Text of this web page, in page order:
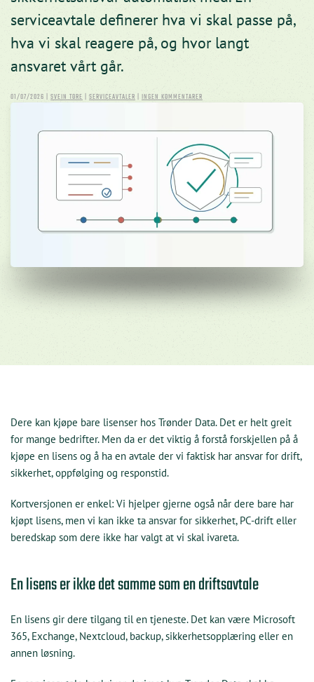
serviceavtale definerer hva vi skal passe på,
hva vi skal reagere på, og hvor langt
ansvaret vårt går.
01/07/2026 | SVEIN TORE | SERVICEAVTALER | INGEN KOMMENTARER
HVA
TAR
TRØNDER
DATA
ANSVAR
FOR?
Dere kan kjøpe bare lisenser hos Trønder Data. Det er helt greit
for mange bedrifter. Men da er det viktig å forstå forskjellen på å
kjøpe en lisens og å ha en avtale der vi faktisk har ansvar for drift,
sikkerhet, oppfølging og responstid.
Kortversjonen er enkel: Vi hjelper gjerne også når dere bare har
kjøpt lisens, men vi kan ikke ta ansvar for sikkerhet, PC-drift eller
beredskap som dere ikke har valgt at vi skal ivareta.
En lisens er ikke det samme som en driftsavtale
En lisens gir dere tilgang til en tjeneste. Det kan være Microsoft
365, Exchange, Nextcloud, backup, sikkerhetsopplæring eller en
annen løsning.